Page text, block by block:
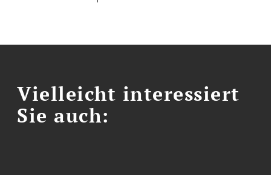
Vielleicht interessiert
Sie auch: